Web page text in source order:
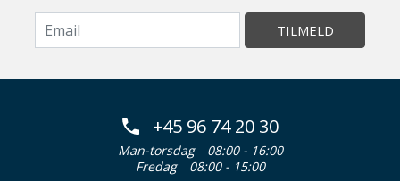
TILMELD
+45 96 74 20 30
Man-torsdag
08:00 - 16:00
Fredag
08:00 - 15:00